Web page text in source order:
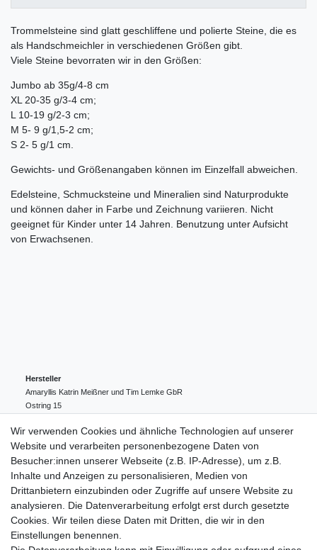
Trommelsteine sind glatt geschliffene und polierte Steine, die es
als Handschmeichler in verschiedenen Größen gibt.
Viele Steine bevorraten wir in den Größen:
Jumbo ab 35g/4-8 cm
XL 20-35 g/3-4 cm;
L 10-19 g/2-3 cm;
M 5- 9 g/1,5-2 cm;
S 2- 5 g/1 cm.
Gewichts- und Größenangaben können im Einzelfall abweichen.
Edelsteine, Schmucksteine und Mineralien sind Naturprodukte
und können daher in Farbe und Zeichnung variieren. Nicht
geeignet für Kinder unter 14 Jahren. Benutzung unter Aufsicht
von Erwachsenen.
Hersteller
Amaryllis Katrin Meißner und Tim Lemke GbR
Ostring 15
004943548099856
amaryllis-eckernfoerde@t-online.de
EU-Verantwortlicher
Amaryllis Katrin Meißner und Tim Lemke GbR
Ostring
15
004943548099856
amaryllis-eckernfoerde@t-online.de
Wir verwenden Cookies und ähnliche Technologien auf unserer
Website und verarbeiten personenbezogene Daten von
Besucher:innen unserer Webseite (z.B. IP-Adresse), um z.B.
Inhalte und Anzeigen zu personalisieren, Medien von
Drittanbietern einzubinden oder Zugriffe auf unsere Website zu
analysieren. Die Datenverarbeitung erfolgt erst durch gesetzte
Cookies. Wir teilen diese Daten mit Dritten, die wir in den
Einstellungen benennen.